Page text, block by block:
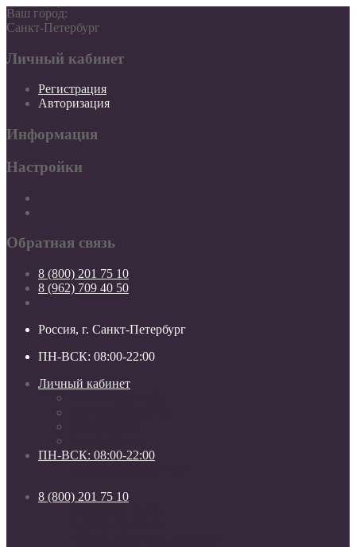
Ваш город:
Санкт-Петербург
Личный кабинет
Регистрация
Авторизация
Информация
Настройки
Обратная связь
8 (800) 201 75 10
8 (962) 709 40 50
Россия, г. Санкт-Петербург
ПН-ВСК: 08:00-22:00
Личный кабинет
ПН-ВСК: 08:00-22:00
8 (800) 201 75 10